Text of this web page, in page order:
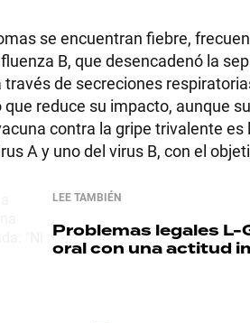
se encuentran fiebre,
B, que desencadenó la
de secreciones
reduce su impacto, aunque
contra la gripe trivalente
A y uno del virus B, con el
LEE TAMBIÉN
Problemas legales L-
oral con una actitud